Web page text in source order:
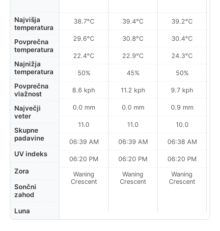
Najvišja
temperatura
Povprečna
temperatura
Najnižja
temperatura
Povprečna
vlažnost
Največji
veter
Skupne
padavine
UV indeks
Zora
Sončni
zahod
Luna
38.7°C
29.6°C
22.4°C
50%
8.6 kph
0.0 mm
11.0
06:39 AM
06:20 PM
Waning
Crescent
39.4°C
30.8°C
22.9°C
45%
11.2 kph
0.0 mm
11.0
06:39 AM
06:20 PM
Waning
Crescent
39.2°C
30.4°C
24.3°C
50%
9.7 kph
0.9 mm
10.0
06:38 AM
06:20 PM
Waning
Crescent